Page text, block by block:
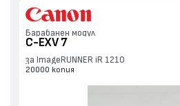
Барабанен модул
C-EXV 7
за ImageRUNNER iR 1210
20000 копия